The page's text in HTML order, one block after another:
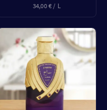
34,00 € / L